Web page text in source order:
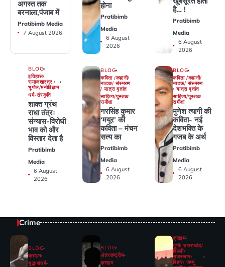
अगस्त तक
बरनाला,पंजाब में
Pratibimb Media
7 August 2026
होना
Pratibimb
Media
6 August
2026
है… !
Pratibimb
Media
6 August
2026
BLOG
इतिहास/
समाजशास्त्र /
भूगोल/मनोविज्ञान
धर्म-संस्कृति
शाक्त ग्रंथ
राधा तंत्रः
संन्यास-विरोधी
भाव को और
विस्तार देता है
Pratibimb
Media
6 August
2026
BLOG
कविता /कहानी/
नाटक/ संस्मरण
/ यात्रा वृतांत
साहित्य/पुस्तक
समीक्षा
नरसिंह कुमार
‘मयूर’ की
कविता – मंचन
सत्य का
Pratibimb
Media
6 August
2026
BLOG
कविता /कहानी/
नाटक/ संस्मरण
/ यात्रा वृतांत
साहित्य/पुस्तक
समीक्षा
मुनेश त्यागी की
कविता- नई
देशभक्ति के
गजब के अर्थ
Pratibimb
Media
6 August
2026
Crime
BLOG
क्राइम
युद्ध/संघर्ष
BLOG
अंतरराष्ट्रीय
क्राइम
क्राइम
यूपी/ उत्तराखंड/
दिल्ली/
राजस्थान/
बिहार/ जम्मू